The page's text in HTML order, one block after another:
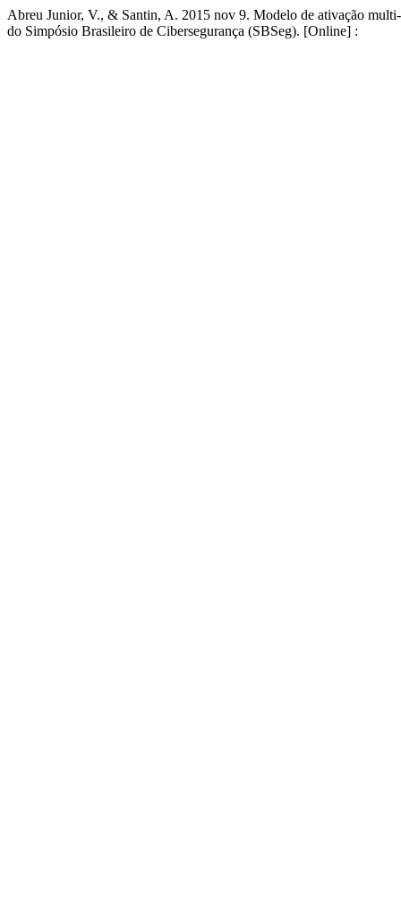
Abreu Junior, V., & Santin, A. 2015 nov 9. Modelo de ativação
do Simpósio Brasileiro de Cibersegurança (SBSeg). [Online] :